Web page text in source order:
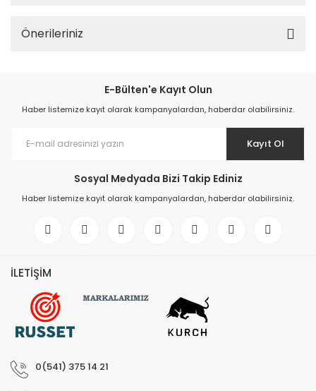
Önerileriniz
E-Bülten'e Kayıt Olun
Haber listemize kayıt olarak kampanyalardan, haberdar olabilirsiniz.
Kayıt Ol
Sosyal Medyada Bizi Takip Ediniz
Haber listemize kayıt olarak kampanyalardan, haberdar olabilirsiniz.
İLETİŞİM
0(541) 375 14 21